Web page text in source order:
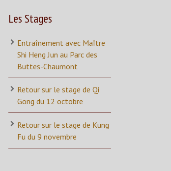
Les Stages
Entraînement avec Maître
Shi Heng Jun au Parc des
Buttes-Chaumont
Retour sur le stage de Qi
Gong du 12 octobre
Retour sur le stage de Kung
Fu du 9 novembre